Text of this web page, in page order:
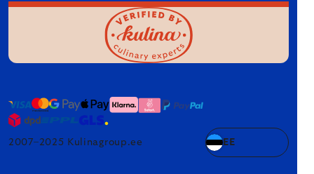
2007–2025 Kulinagroup.ee EE